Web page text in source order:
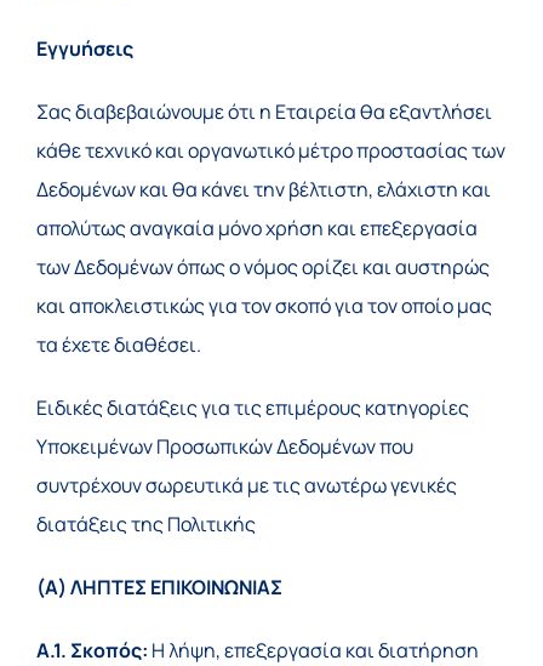
Εγγυήσεις
Σας διαβεβαιώνουμε ότι η Εταιρεία θα εξαντλήσει
κάθε τεχνικό και οργανωτικό μέτρο προστασίας των
Δεδομένων και θα κάνει την βέλτιστη, ελάχιστη και
απολύτως αναγκαία μόνο χρήση και επεξεργασία
των Δεδομένων όπως ο νόμος ορίζει και αυστηρώς
και αποκλειστικώς για τον σκοπό για τον οποίο μας
τα έχετε διαθέσει.
Ειδικές διατάξεις για τις επιμέρους κατηγορίες
Υποκειμένων Προσωπικών Δεδομένων που
συντρέχουν σωρευτικά με τις ανωτέρω γενικές
διατάξεις της Πολιτικής
(Α) ΛΗΠΤΕΣ ΕΠΙΚΟΙΝΩΝΙΑΣ
Α.1. Σκοπός: Η λήψη, επεξεργασία και διατήρηση